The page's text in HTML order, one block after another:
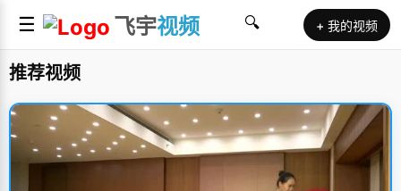
☰ 飞宇视频 🔍 + 我的视频
推荐视频